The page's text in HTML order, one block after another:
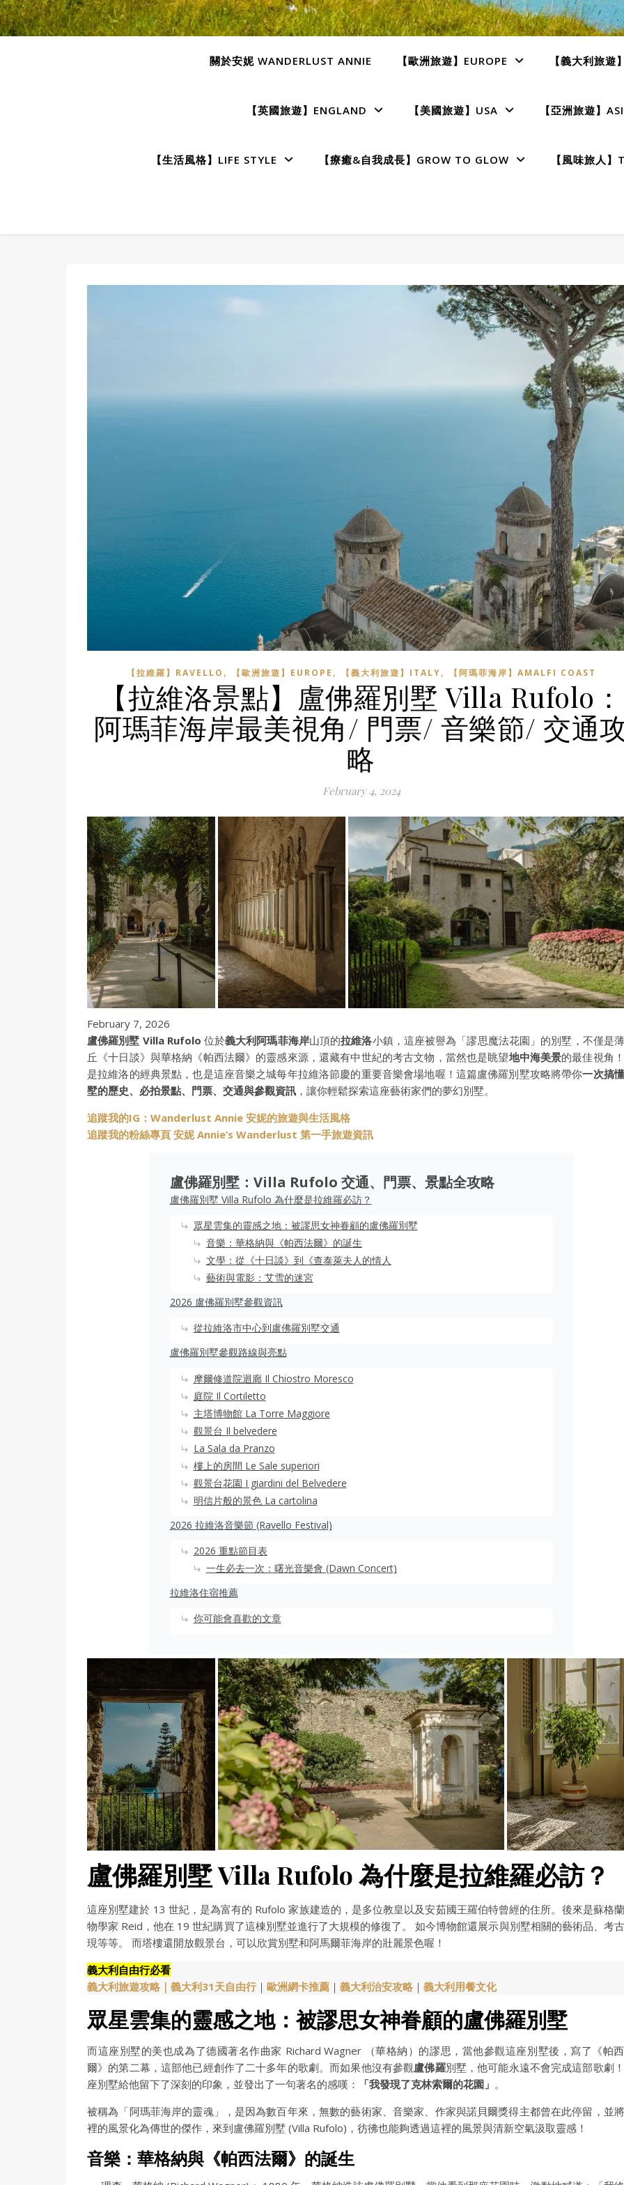
關於安妮 WANDERLUST ANNIE 【歐洲旅遊】EUROPE 【義大利旅遊
【英國旅遊】ENGLAND 【美國旅遊】USA 【亞洲旅遊】
【生活風格】LIFE STYLE 【療癒&自我成長】GROW TO GLOW 【風味旅人】
【拉維羅】RAVELLO , 【歐洲旅遊】EUROPE , 【義大利旅遊】ITALY, 【阿瑪菲海岸】AMALFI COAST
【拉維洛景點】盧佛羅別墅 Villa Rufolo：
阿瑪菲海岸最美視角/ 門票/ 音樂節/ 交通
略
February 4, 2024
February 7, 2026
盧佛羅別墅 Villa Rufolo 位於義大利阿瑪菲海岸山頂的拉維洛小鎮，這座被譽為「謬思魔法花園」的別墅，不僅是
丘《十日談》與華格納《帕西法爾》的靈感來源，還藏有中世紀的考古文物，當然也是眺望地中海美景的最佳視角
是拉維洛的經典景點，也是這座音樂之城每年拉維洛節慶的重要音樂會場地喔！這篇盧佛羅別墅攻略將帶你一次搞
墅的歷史、必拍景點、門票、交通與參觀資訊 ，讓你輕鬆探索這座藝術家們的夢幻別墅。
追蹤我的IG：Wanderlust Annie 安妮的旅遊與生活風格
追蹤我的粉絲專頁 安妮 Annie’s Wanderlust 第一手旅遊資訊
盧佛羅別墅：Villa Rufolo 交通、門票、景點全攻略
盧佛羅別墅 Villa Rufolo 為什麼是拉維羅必訪？
眾星雲集的靈感之地：被謬思女神眷顧的盧佛羅別墅
音樂：華格納與《帕西法爾》的誕生
文學：從《十日談》到《查泰萊夫人的情人
藝術與電影：艾雪的迷宮
2026 盧佛羅別墅參觀資訊
從拉維洛市中心到盧佛羅別墅交通
盧佛羅別墅參觀路線與亮點
摩爾修道院迴廊 Il Chiostro Moresco
庭院 Il Cortiletto
主塔博物館 La Torre Maggiore
觀景台 Il belvedere
La Sala da Pranzo
樓上的房間 Le Sale superiori
觀景台花園 I giardini del Belvedere
明信片般的景色 La cartolina
2026 拉維洛音樂節 (Ravello Festival)
2026 重點節目表
一生必去一次：曙光音樂會 (Dawn Concert)
拉維洛住宿推薦
你可能會喜歡的文章
盧佛羅別墅 Villa Rufolo 為什麼是拉維羅必訪？
這座別墅建於 13 世紀，是為富有的 Rufolo 家族建造的，是多位教皇以及安茹國王羅伯特曾經的住所。後來是蘇格
物學家 Reid，他在 19 世紀購買了這棟別墅並進行了大規模的修復了。 如今博物館還展示與別墅相關的藝術品、考
現等等。 而塔樓還開放觀景台，可以欣賞別墅和阿馬爾菲海岸的壯麗景色喔！
義大利自由行必看
義大利旅遊攻略｜ 義大利31天自由行｜ 歐洲網卡推薦 ｜ 義大利治安攻略 ｜ 義大利用餐文化
眾星雲集的靈感之地：被謬思女神眷顧的盧佛羅別墅
而這座別墅的美也成為了德國著名作曲家 Richard Wagner （華格納）的謬思，當他參觀這座別墅後，寫了《帕
爾》的第二幕，這部他已經創作了二十多年的歌劇。而如果他沒有參觀盧佛羅別墅，他可能永遠不會完成這部歌劇
座別墅給他留下了深刻的印象，並發出了一句著名的感嘆：
「我發現了克林索爾的花園」 。
被稱為「阿瑪菲海岸的靈魂」，是因為數百年來，無數的藝術家、音樂家、作家與諾貝爾獎得主都曾在此停留，並
裡的風景化為傳世的傑作，來到盧佛羅別墅 (Villa Rufolo)，彷彿也能夠透過這裡的風景與清新空氣汲取靈感！
音樂：華格納與《帕西法爾》的誕生